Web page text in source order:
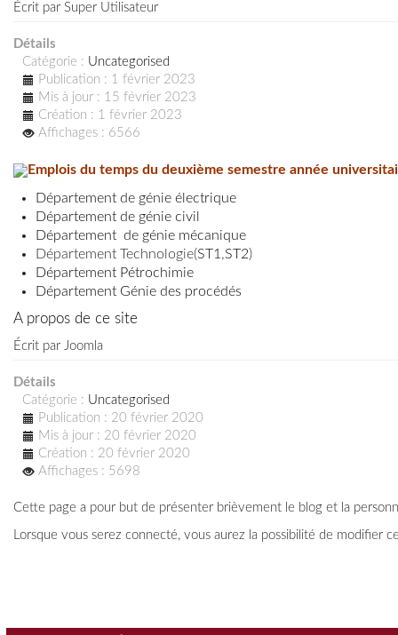
Écrit par Super Utilisateur
Détails
Catégorie : Uncategorised
Publication : 1 février 2023
Mis à jour : 15 février 2023
Création : 1 février 2023
Affichages : 6566
Emplois du temps du deuxième semestre année
Département de génie électrique
Département de génie civil
Département de génie mécanique
Département Technologie(ST1 ,ST2)
Département Pétrochimie
Département Génie des procédés
A propos de ce site
Écrit par Joomla
Détails
Catégorie : Uncategorised
Publication : 20 février 2020
Mis à jour : 20 février 2020
Création : 20 février 2020
Affichages : 5698
Cette page a pour but de présenter brièvement le blog et la
Lorsque vous serez connecté, vous aurez la possibilité de modifier